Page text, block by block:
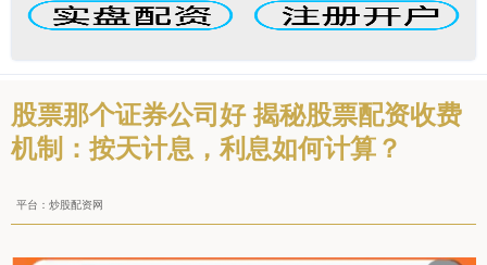
股票那个证券公司好 揭秘股票配资收费
机制：按天计息，利息如何计算？
平台：炒股配资网